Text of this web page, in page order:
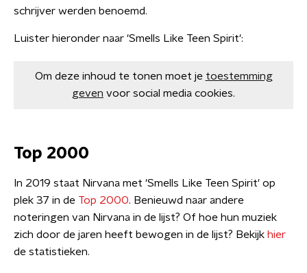
schrijver werden benoemd.
Luister hieronder naar 'Smells Like Teen Spirit':
Om deze inhoud te tonen moet je toestemming
geven voor social media cookies.
Top 2000
In 2019 staat Nirvana met 'Smells Like Teen Spirit' op
plek 37 in de Top 2000. Benieuwd naar andere
noteringen van Nirvana in de lijst? Of hoe hun muziek
zich door de jaren heeft bewogen in de lijst? Bekijk hier
de statistieken.